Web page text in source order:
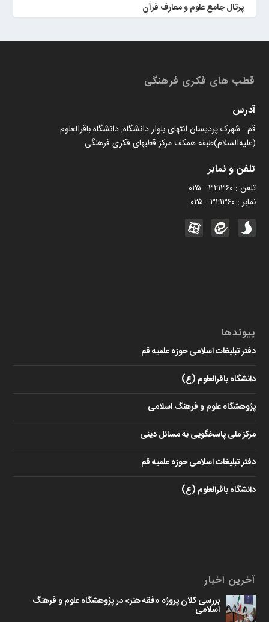
پرتال جامع علوم و معارف قرآن
کتابخان همراه پژوهان
قطب های فکری فرهنگی
آدرس
قم - شهرک پردیسان انتهای بلوار دانشگاه, دانشگاه باقرالعلوم
(علیه‌السلام)طبقه همکف مرکز قطبهای فکری فرهنگی
تلفن و نمابر
تلفن : ۳۲۱۳۶۰ - ۰۲۵
نمابر : ۳۲۱۳۶۰ - ۰۲۵
پیوندها
دفتر تبلیغات اسلامی حوزه علمیه قم
دانشگاه باقرالعلوم (ع)
پژوهشگاه علوم و فرهنگ اسلامی
مرکز ملی پاسخگویی به مسائل دینی
دفتر تبلیغات اسلامی حوزه علمیه قم
دانشگاه باقرالعلوم (ع)
آخرین اخبار
بررسی کلان پروژه «فقه هنر» در پژوهشگاه علوم و فرهنگ
اسلامی